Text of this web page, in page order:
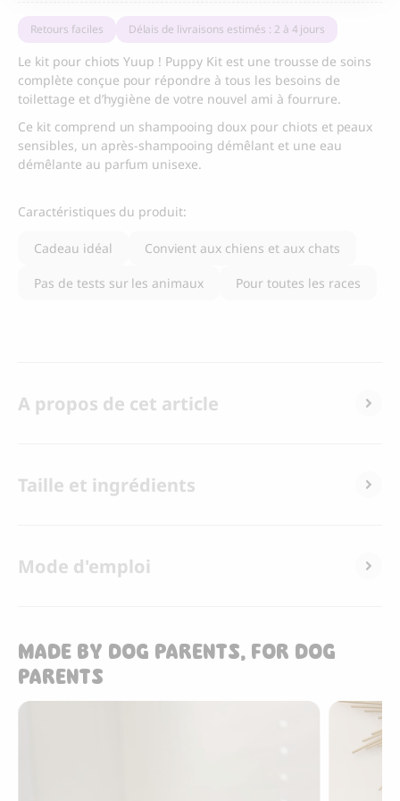
chiot
Retours faciles Délais de livraisons estimés : 2 à 4 jours
Le kit pour chiots Yuup ! Puppy Kit est une trousse de soins
complète conçue pour répondre à tous les besoins de
toilettage et d’hygiène de votre nouvel ami à fourrure.
Ce kit comprend un shampooing doux pour chiots et peaux
sensibles, un après-shampooing démêlant et une eau
démêlante au parfum unisexe.
Caractéristiques du produit:
Cadeau idéal Convient aux chiens et aux chats
Pas de tests sur les animaux Pour toutes les races
A propos de cet article
Taille et ingrédients
Mode d'emploi
MADE BY DOG PARENTS, FOR DOG
PARENTS